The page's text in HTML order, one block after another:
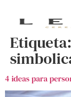
Etiqueta:
4 ideas para